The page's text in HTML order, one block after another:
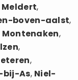
Meldert,
boven-aalst,
Montenaken,
,
,
bij-As, Niel-